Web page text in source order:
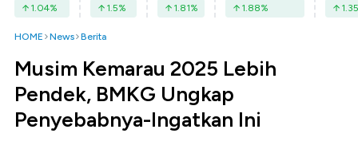
1.04% 1.5% 1.81% 1.88% 1.35
HOME News Berita
Musim Kemarau 2025 Lebih
Pendek, BMKG Ungkap
Penyebabnya-Ingatkan Ini